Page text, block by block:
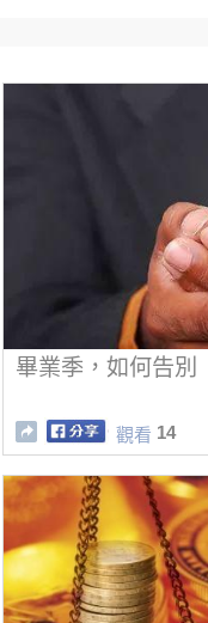
畢業季，如何告別
觀看 14